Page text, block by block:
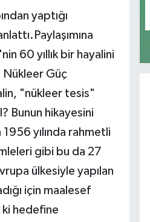
yaptığı
60 yıllık bir hayalini
Nükleer Güç
"nükleer tesis"
Bunun hikayesini
yılında rahmetli
gibi bu da 27
ülkesiyle yapılan
için maalesef
ki hedefine